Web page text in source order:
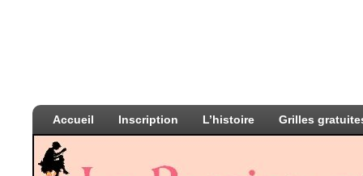
Accueil Inscription L’histoire Grilles